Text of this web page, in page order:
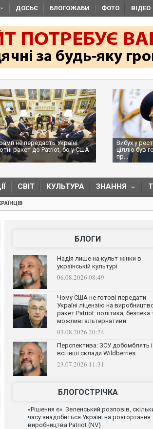
ДОСЬЄ БЛОГОЖАБИ ФОТО ВІДЕО
не передасть Україні
ракет до Patriot, бо у США
Вибух у
ціллю був
пр...
СВІТ КУЛЬТУРА ЗНАННЯ
БЛОГИ
Надія лише на культ жінки в
українській культурі
06.08.2026 08:49
Чому США не готові передати
Україні ліцензію на
ракет Patriot: політика, безпека
можливі альтернативи
03.08.2026 20:24
Перспектива: ЗСУ добомблять і
всі інші склади Wildberries
23.07.2026 11:31
БЛОГОСТРІЧКА
«Рішення є». Зеленський розповів,
часу знадобиться Україні на розгортання
виробництва Patriot (NV)